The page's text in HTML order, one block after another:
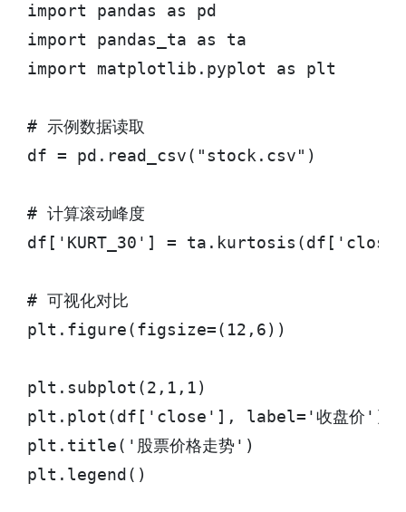
import pandas as pd
import pandas_ta as ta
import matplotlib.pyplot as plt
# 示例数据读取
df = pd.read_csv("stock.csv")
# 计算滚动峰度
df['KURT_30'] =
# 可视化对比
plt.figure(figsize=(12,6))
plt.subplot(2,1,1)
plt.plot(df['close'], label='收盘价')
plt.title('股票价格走势')
plt.legend()